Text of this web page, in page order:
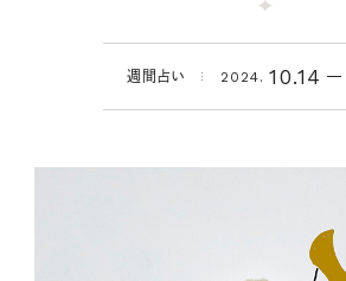
週間占い 2024. 10.14